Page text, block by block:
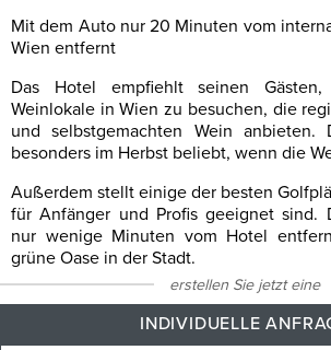
erstellen Sie jetzt eine
INDIVIDUELLE
Mit dem Auto nur 20 Minuten vom
Wien entfernt
Das Hotel empfiehlt seinen
Weinlokale in Wien zu besuchen, die
und selbstgemachten Wein anbieten.
besonders im Herbst beliebt, wenn die
Außerdem stellt einige der besten
für Anfänger und Profis geeignet sind.
nur wenige Minuten vom Hotel
grüne Oase in der Stadt.